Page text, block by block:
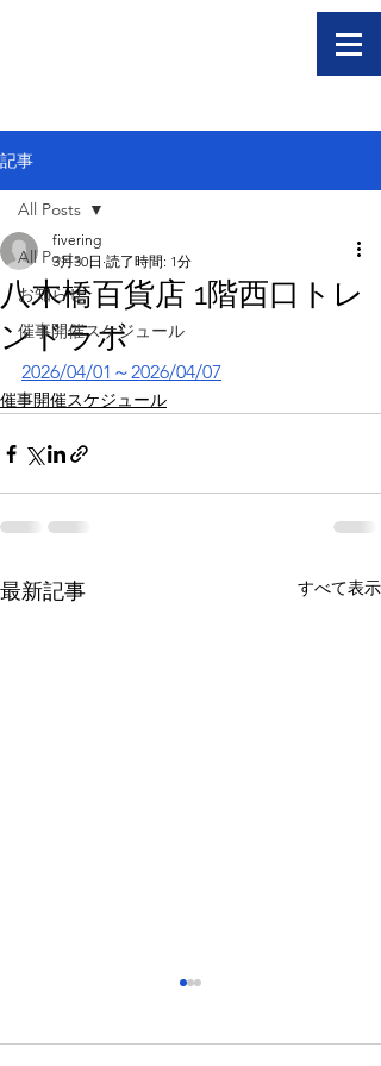
記事
All Posts
お知らせ
催事開催スケジュール
All Posts
八木橋百貨店 1階西口トレ
ンドラボ
fivering
3月30日 読了時間: 1分
2026/04/01～2026/04/07
催事開催スケジュール
最新記事 すべて表示